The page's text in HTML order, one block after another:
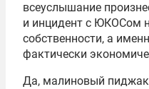
всеуслышание
и инцидент с ЮКОСом
собственности, а
фактически
Да, малиновый